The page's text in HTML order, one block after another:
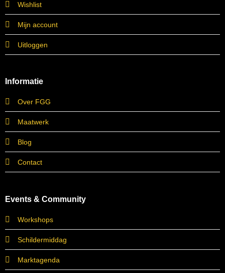
Wishlist
Mijn account
Uitloggen
Informatie
Over FGG
Maatwerk
Blog
Contact
Events & Community
Workshops
Schildermiddag
Marktagenda